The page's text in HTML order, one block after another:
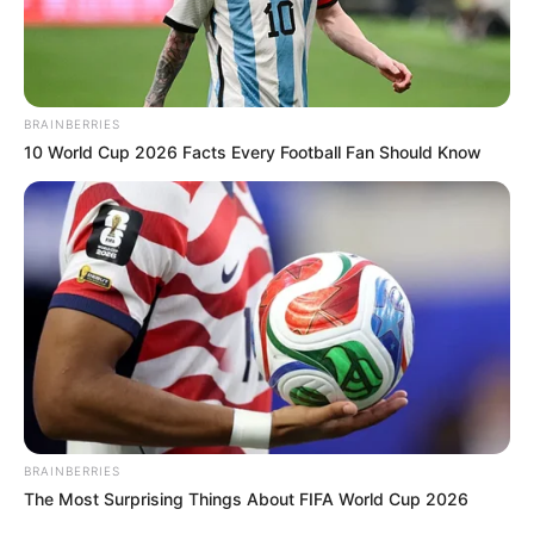
TEMAS DESTACADOS
CIERRES VIALES EN BUCARAMANGA
TRANSVERSAL DEL CARARE
FLORIDABLANCA
LLUVIAS EN SANTANDER
CIERRES VIALES EN SANTANDER
BRAINBERRIES
10 World Cup 2026 Facts Every Football Fan Should Know
BRAINBERRIES
The Most Surprising Things About FIFA World Cup 2026